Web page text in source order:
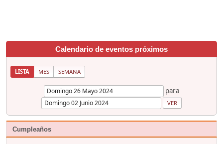
Calendario de eventos próximos
LISTA MES SEMANA
para
Cumpleaños